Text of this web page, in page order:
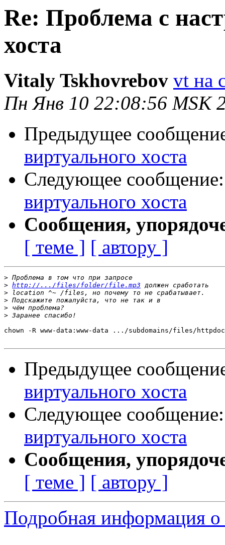
Re: Проблема с
хоста
Vitaly Tskhovrebov vt на
Пн Янв 10 22:08:56 MSK
Предыдущее
виртуального хоста
Следующее
виртуального хоста
Сообщения,
[ теме ] [ автору ]
>
> http://.../files/folder/file.mp3
>
>
>
>
chown -R www-data:www-data .../subdomains/files/
Предыдущее
виртуального хоста
Следующее
виртуального хоста
Сообщения,
[ теме ] [ автору ]
Подробная информация